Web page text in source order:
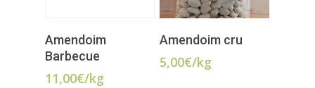
ADICIONAR
Amendoim
Barbecue
11,00€/kg
ADICIONAR
Amendoim cru
5,00€/kg